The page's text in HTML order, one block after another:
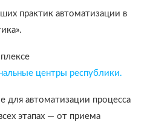
практик автоматизации в
центры республики.
для автоматизации процесса
этапах — от приема